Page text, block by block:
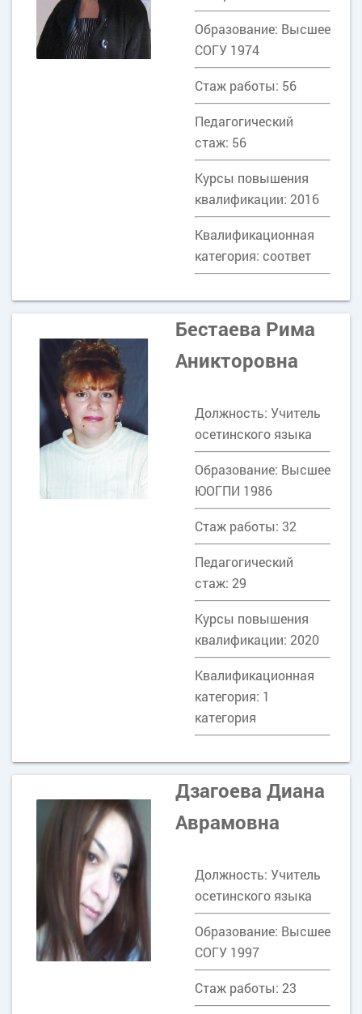
Образование: Высшее
СОГУ 1974
Стаж работы: 56
Педагогический
стаж: 56
Курсы повышения
квалификации: 2016
Квалификационная
категория: соответ
Бестаева Рима
Аникторовна
Должность: Учитель
осетинского языка
Образование: Высшее
ЮОГПИ 1986
Стаж работы: 32
Педагогический
стаж: 29
Курсы повышения
квалификации: 2020
Квалификационная
категория: 1
категория
Дзагоева Диана
Аврамовна
Должность: Учитель
осетинского языка
Образование: Высшее
СОГУ 1997
Стаж работы: 23